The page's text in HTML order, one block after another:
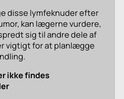
disse lymfeknuder efter
kan lægerne vurdere,
sig til andre dele af
vigtigt for at planlægge
ikke findes